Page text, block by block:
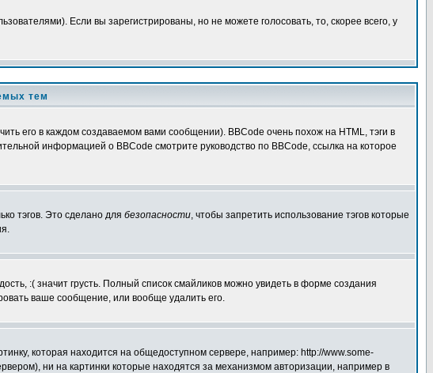
Если вы зарегистрированы, но не можете голосовать, то, скорее всего, у
тем
его в каждом создаваемом вами сообщении). BBCode очень похож на HTML, тэги в
информацией о BBCode смотрите руководство по BBCode, ссылка на которое
тэгов. Это сделано для безопасности, чтобы запретить использование тэгов которые
:( значит грусть. Полный список смайликов можно увидеть в форме создания
ваше сообщение, или вообще удалить его.
которая находится на общедоступном сервере, например: http://www.some-
ни на картинки которые находятся за механизмом авторизации, например в